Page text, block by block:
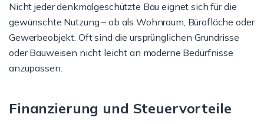
Nicht jeder denkmalgeschützte Bau eignet sich für die
gewünschte Nutzung – ob als Wohnraum, Bürofläche oder
Gewerbeobjekt. Oft sind die ursprünglichen Grundrisse
oder Bauweisen nicht leicht an moderne Bedürfnisse
anzupassen.
Finanzierung und Steuervorteile